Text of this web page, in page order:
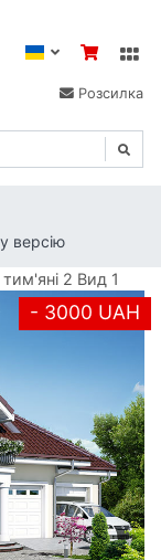
Розсилка
версію
2 Вид 1
- 3000 UAH